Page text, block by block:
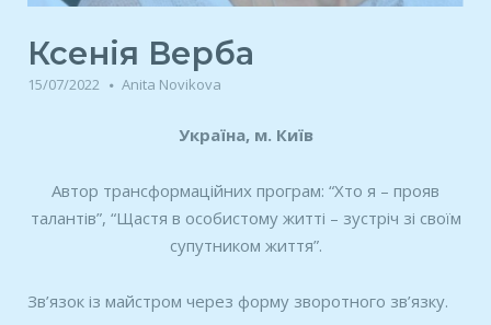
Ксенія Верба
15/07/2022 Anita Novikova
Україна, м. Київ
Автор трансформаційних програм: “Хто я – прояв
талантів”, “Щастя в особистому житті – зустріч зі своїм
супутником життя”.
Зв’язок із майстром через форму зворотного зв’язку.